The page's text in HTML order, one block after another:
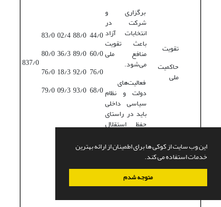
این وب سایت از کوکی ها برای اطمینان از ارائه بهترین
خدمات استفاده می کند.
متوجه شدم
تقویت
حاکمیت
ملی
برگزاری و
شرکت در
انتخابات آزاد
باعث تقویت
منافع ملی
می‌شود.
فعالیت‌های
دولت و نظام
سیاسی داخلی
باید در راستای
حفظ استقلال
همکاری و تعامل
نظام سیاسی در
خارج باید
بازتابی از اراده
44/0
60/0
76/0
68/0
88/0
89/0
92/0
93/0
02/4
36/3
18/3
09/3
83/0
80/0
76/0
79/0
837/0